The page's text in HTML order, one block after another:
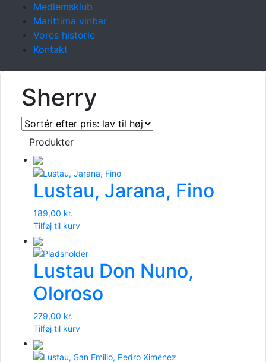
Medlemsklub
Marittima vinbar
Vores historie
Kontakt
Sherry
Produkter
Lustau, Jarana, Fino
189,00 kr.
Tilføj til kurv
Lustau Don Nuno,
Oloroso
279,00 kr.
Tilføj til kurv